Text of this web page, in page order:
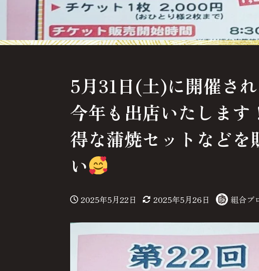
5月31日(土)に開催さ
今年も出店いたしま
得な蒲焼セットなどを
い
投稿日
2025年5月22日 更新日
2025年5月26日
著
組合ブ